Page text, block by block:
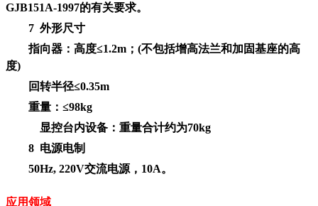
GJB151A-1997的有关要求。
7 外形尺寸
指向器：高度≤1.2m；(不包括增高法兰和加固基座的高
度)
回转半径≤0.35m
重量：≤98kg
显控台内设备：重量合计约为70kg
8 电源电制
50Hz, 220V交流电源，10A。
应用领域